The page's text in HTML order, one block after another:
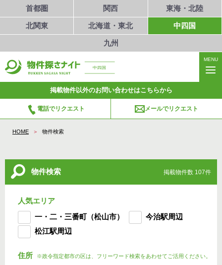
首都圏 関西 東海・北陸
北関東 北海道・東北 中四国
九州
中四国
MENU
掲載物件以外のお問い合わせはこちらから
電話でリクエスト メールでリクエスト
HOME 物件検索
物件検索 掲載物件数 107件
人気エリア
一・二・三番町（松山市）
今治駅周辺
松江駅周辺
住所 ※政令指定都市の区は、フリーワード検索をあわせてご活用ください。